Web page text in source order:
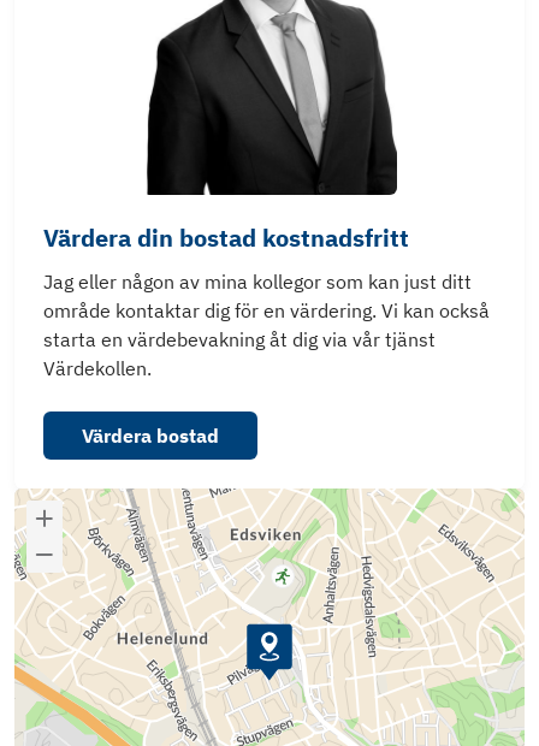
Värdera din bostad kostnadsfritt
Jag eller någon av mina kollegor som kan just ditt
område kontaktar dig för en värdering. Vi kan också
starta en värdebevakning åt dig via vår tjänst
Värdekollen.
Värdera bostad